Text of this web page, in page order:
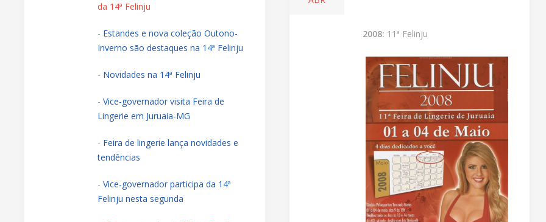
da 14ª Felinju
- Estandes e nova coleção Outono-
Inverno são destaques na 14ª Felinju
- Novidades na 14ª Felinju
- Vice-governador visita Feira de
Lingerie em Juruaia-MG
- Feira de lingerie lança novidades e
tendências
- Vice-governador participa da 14ª
Felinju nesta segunda
2008: 11ª Felinju